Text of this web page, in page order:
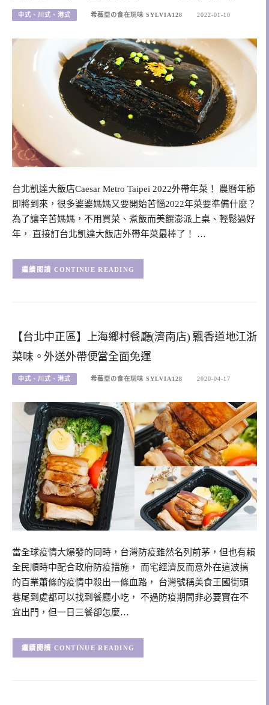
中式、川式、港式 希薇亞の食在玩味 SYLVIA128 2022-01-10
台北凱達大飯店Caesar Metro Taipei 2022外帶年菜！ 農曆年節
即將到來，很多婆婆媽媽又要開始苦惱2022年菜要準備什麼？
為了讓辛苦媽媽，不用買菜、煮飯而美饌澎派上桌、輕鬆過好
年， 直接訂台北凱達大飯店外帶年菜最棒了！ …
CONTINUE READING
【台北中正區】上海鄉村餐廳(濟南店) 飄香道地江浙
菜味。外送外帶便當全面免運‎
中式、川式、港式 希薇亞の食在玩味 SYLVIA128 2020-04-17
當全球疫情大爆發的同時，台灣防疫雖然名列前茅，但也有賴
全民順時中配合政府防疫措施， 而宅經濟反而意外在這波搞
的百業蕭條的疫情中殺出一條血路， 台灣號稱美食王國街頭
巷尾到處都可以找到餐廳小吃， 不過防疫期間非必要實在不
宜出門，但一日三餐卻怎麼…
CONTINUE READING